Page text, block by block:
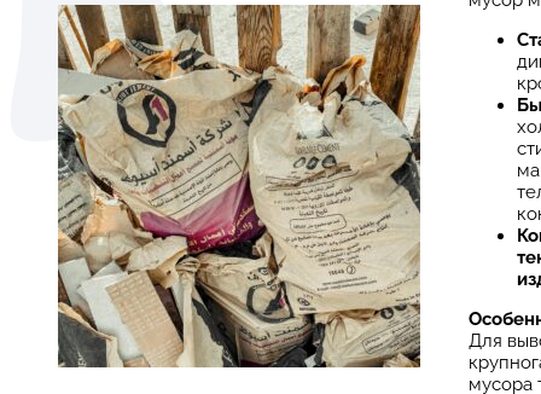
Для
мусора